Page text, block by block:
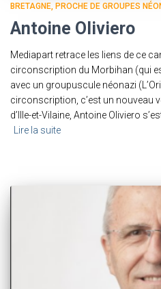
BRETAGNE PROCHE DE GROUPES
Antoine Oliviero
Mediapart retrace les liens de ce
circonscription du Morbihan (qui
avec un groupuscule néonazi
circonscription, c’est un nouveau
d’Ille-et-Vilaine, Antoine Oliviero
Lire la suite